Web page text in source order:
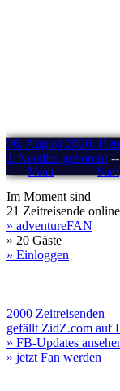
06. August 2026:
J. Needles geboren! --
Menü Start
Im Moment sind
21 Zeitreisende
» adventureFAN
» 20 Gäste
» Einloggen
2000 Zeitreisenden
gefällt ZidZ.com auf
» FB-Updates
» jetzt Fan werden